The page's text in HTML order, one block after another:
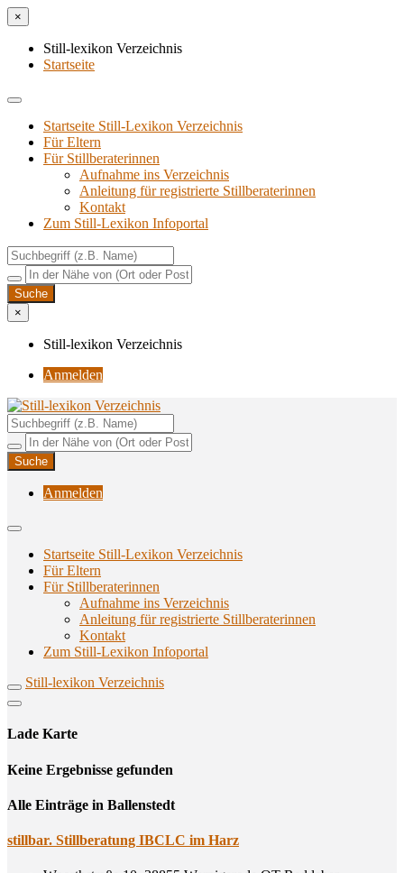
×
Still-lexikon Verzeichnis
Startseite
Startseite Still-Lexikon Verzeichnis
Für Eltern
Für Stillberaterinnen
Aufnahme ins Verzeichnis
Anlei­tung für regis­trier­te Stillberaterinnen
Kon­takt
Zum Still-Lexikon Infoportal
×
Still-lexikon Verzeichnis
Anmelden
Still-lexikon Verzeichnis
Unterstützungsangebote rund ums Stillen
Anmelden
Startseite Still-Lexikon Verzeichnis
Für Eltern
Für Stillberaterinnen
Aufnahme ins Verzeichnis
Anlei­tung für regis­trier­te Stillberaterinnen
Kon­takt
Zum Still-Lexikon Infoportal
Still-lexikon Verzeichnis
Lade Karte
Кeine Ergebnisse gefunden
Alle Einträge in Ballenstedt
still­bar. Still­be­ra­tung IBCLC im Harz